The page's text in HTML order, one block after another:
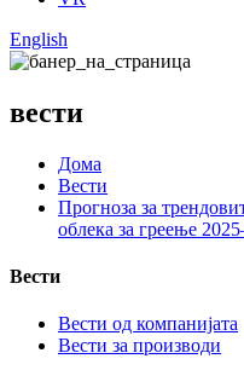
English
вести
Дома
Вести
Прогноза за
облека за греење
Вести
Вести од компанијата
Вести за производи